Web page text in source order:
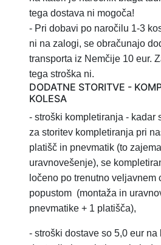
tega dostava ni mogoča!
- Pri dobavi po naročilu 1-3
ni na zalogi, se obračunajo
transporta iz Nemčije 10 eur.
tega stroška ni.
DODATNE STORITVE -
KOLESA
- stroški kompletiranja - kadar
za storitev kompletiranja pri
platišč in pnevmatik (to
uravnovešenje), se
ločeno po trenutno veljavnem
popustom (montaža in
pnevmatike + 1 platišča),
- stroški dostave so 5,0 eur na